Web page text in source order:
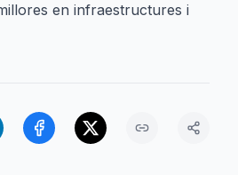
en infraestructures i